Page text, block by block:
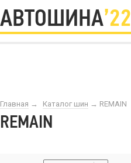
АВТОШИНА’22
Главная → Каталог шин → REMAIN
REMAIN